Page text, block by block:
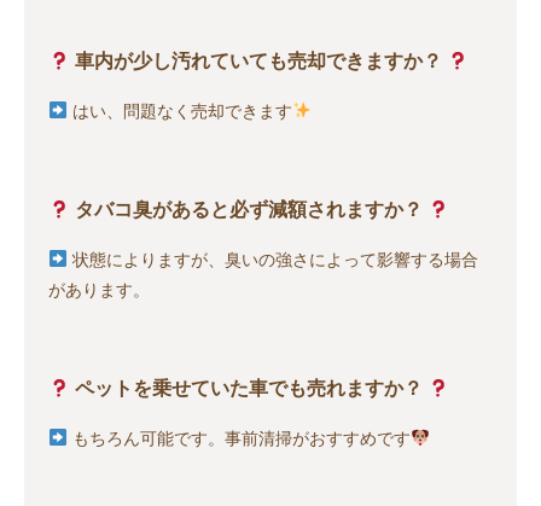
車内が少し汚れていても売却できますか？
はい、問題なく売却できます
タバコ臭があると必ず減額されますか？
状態によりますが、臭いの強さによって影響する場合
があります。
ペットを乗せていた車でも売れますか？
もちろん可能です。事前清掃がおすすめです